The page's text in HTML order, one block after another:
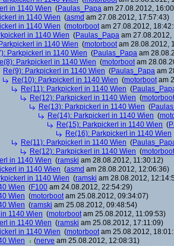
in 1140 Wien (Paulas_Papa am 27.08.2012,
in 1140 Wien (asmd am 27.08.2012, 17:57:43)
in 1140 Wien (motorbootam 27.08.2012,
in 1140 Wien (Paulas_Papa am 27.08.2012,
in 1140 Wien (motorbootam 28.08.2012,
Parkpickerl in 1140 Wien (Paulas_Papa am
Parkpickerl in 1140 Wien (motorbootam
Re(9): Parkpickerl in 1140 Wien (Paulas_Papa am
Re(10): Parkpickerl in 1140 Wien (motorbootam
Re(11): Parkpickerl in 1140 Wien (
Re(12): Parkpickerl in 1140 Wien (motorboot
Re(13): Parkpickerl in 1140 Wien (
Re(14): Parkpickerl in 1140 Wien (
Re(15): Parkpickerl in 1140 Wien (
Re(16): Parkpickerl in 1140 Wien
Re(11): Parkpickerl in 1140 Wien (
Re(12): Parkpickerl in 1140 Wien (motorboot
in 1140 Wien (ramski am 28.08.2012, 11:30:12)
in 1140 Wien (asmd am 28.08.2012, 12:06:36)
in 1140 Wien (ramski am 28.08.2012,
Wien (F100 am 24.08.2012, 22:54:29)
Wien (motorbootam 25.08.2012, 09:34:07)
Wien (ramski am 25.08.2012, 09:48:54)
1140 Wien (motorbootam 25.08.2012, 11:09:53)
in 1140 Wien (ramski am 25.08.2012, 17:11:09)
in 1140 Wien (motorbootam 25.08.2012,
Wien
(nerve am 25.08.2012, 12:08:31)